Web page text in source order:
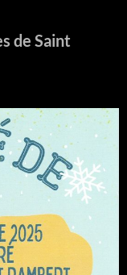
de Saint